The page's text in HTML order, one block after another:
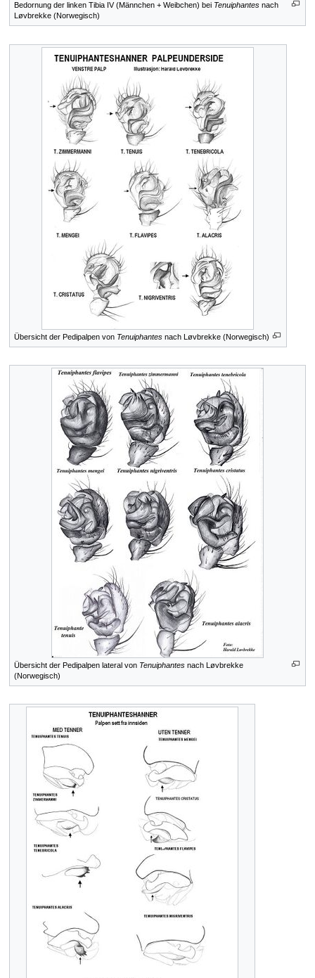
Bedornung der linken Tibia IV (Männchen + Weibchen) bei Tenuiphantesnach
Løvbrekke (Norwegisch)
Übersicht der Pedipalpen von Tenuiphantesnach Løvbrekke (Norwegisch)
Übersicht der Pedipalpen lateral von Tenuiphantesnach Løvbrekke
(Norwegisch)